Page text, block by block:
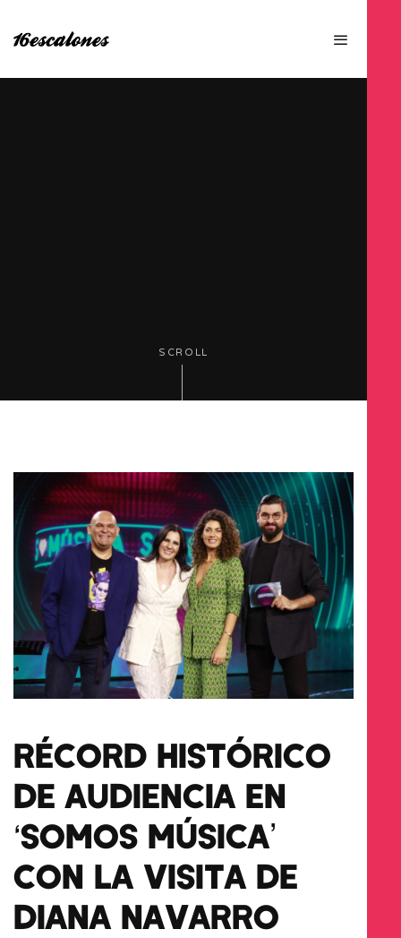
SCROLL
RÉCORD HISTÓRICO
DE AUDIENCIA EN
‘SOMOS MÚSICA’
CON LA VISITA DE
DIANA NAVARRO